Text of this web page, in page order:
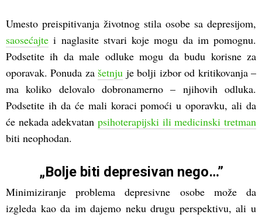
Umesto preispitivanja životnog stila osobe sa depresijom,
saosećajte i naglasite stvari koje mogu da im pomognu.
Podsetite ih da male odluke mogu da budu korisne za
oporavak. Ponuda zašetnju je bolji izbor od kritikovanja –
ma koliko delovalo dobronamerno – njihovih odluka.
Podsetite ih da će mali koraci pomoći u oporavku, ali da
će nekada adekvatan psihoterapijski ili medicinski tretman
biti neophodan.
„Bolje biti depresivan nego…”
Minimiziranje problema depresivne osobe može da
izgleda kao da im dajemo neku drugu perspektivu, ali u